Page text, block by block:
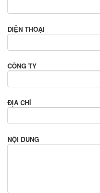
ĐIỆN THOẠI
CÔNG TY
ĐỊA CHỈ
NỘI DUNG